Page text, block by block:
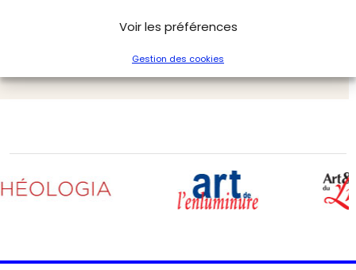
Voir les préférences
Gestion des cookies
témoin en couleurs de la galerie d’Ulysse
Exclu web Art